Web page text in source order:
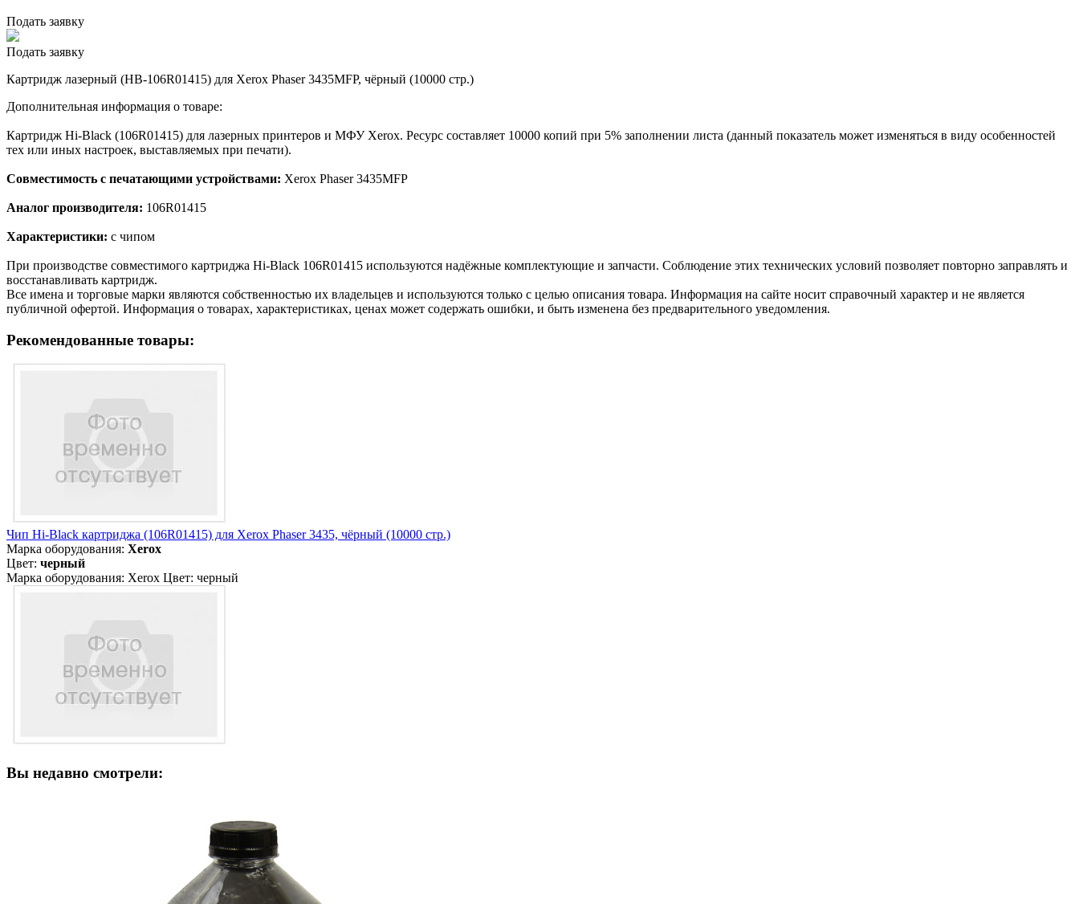
Подать заявку
Подать заявку
Картридж лазерный (HB-106R01415) для Xerox Phaser 3435MFP, чёрный (10000 стр.)
Дополнительная информация о товаре:
Картридж Hi-Black (106R01415) для лазерных принтеров и МФУ Xerox. Ресурс составляет 10000 копий при 5% заполнении листа (данный показатель может изменяться в виду особенностей
тех или иных настроек, выставляемых при печати).
Совместимость с печатающими устройствами: Xerox Phaser 3435MFP
Аналог производителя: 106R01415
Характеристики: с чипом
При производстве совместимого картриджа Hi-Black 106R01415 используются надёжные комплектующие и запчасти. Соблюдение этих технических условий позволяет повторно заправлять и
восстанавливать картридж.
Все имена и торговые марки являются собственностью их владельцев и используются только с целью описания товара. Информация на сайте носит справочный характер и не является
публичной офертой. Информация о товарах, характеристиках, ценах может содержать ошибки, и быть изменена без предварительного уведомления.
Рекомендованные товары:
Чип Hi-Black картриджа (106R01415) для Xerox Phaser 3435, чёрный (10000 стр.)
Марка оборудования: Xerox
Цвет: черный
Марка оборудования: Xerox Цвет: черный
Вы недавно смотрели: